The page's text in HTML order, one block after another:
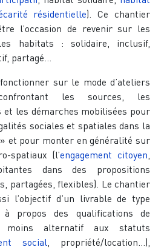
résidentielle). Ce chantier
l’occasion de revenir sur les
habitats : solidaire, inclusif,
partagé...
sur le mode d’ateliers
confrontant les sources, les
les démarches mobilisées pour
sociales et spatiales dans la
et pour monter en généralité sur
spatiaux (l’engagement citoyen,
dans des propositions
partagées, flexibles). Le chantier
l’objectif d’un livrable de type
propos des qualifications de
moins alternatif aux statuts
social, propriété/location...),